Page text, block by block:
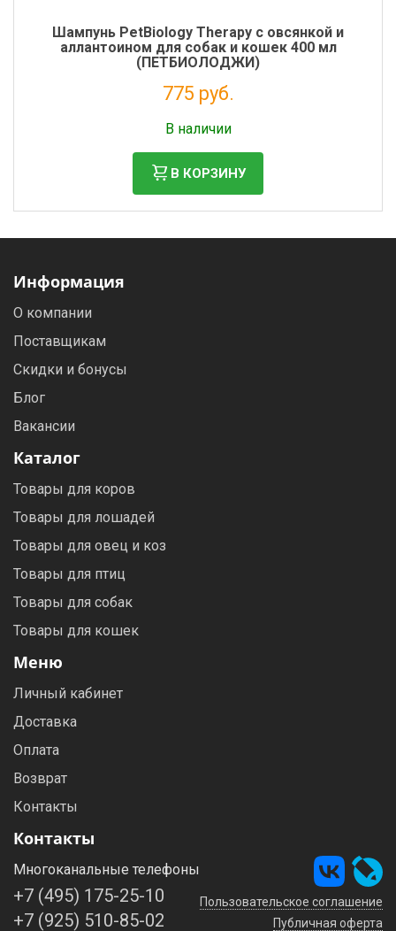
Шампунь PetBiology Therapy с овсянкой и
аллантоином для собак и кошек 400 мл
(ПЕТБИОЛОДЖИ)
775 руб.
В наличии
В КОРЗИНУ
Информация
О компании
Поставщикам
Скидки и бонусы
Блог
Вакансии
Каталог
Товары для коров
Товары для лошадей
Товары для овец и коз
Товары для птиц
Товары для собак
Товары для кошек
Меню
Личный кабинет
Доставка
Оплата
Возврат
Контакты
Контакты
Многоканальные телефоны
+7 (495) 175-25-10
+7 (925) 510-85-02
Пользовательское соглашение
Публичная оферта